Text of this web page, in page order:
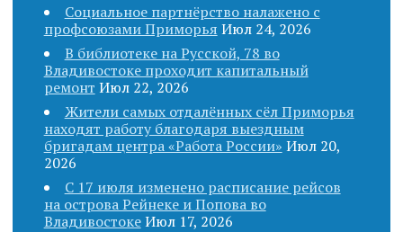
Социальное партнёрство налажено с
профсоюзами Приморья Июл 24, 2026
В библиотеке на Русской, 78 во
Владивостоке проходит капитальный
ремонт Июл 22, 2026
Жители самых отдалённых сёл Приморья
находят работу благодаря выездным
бригадам центра «Работа России» Июл 20,
2026
С 17 июля изменено расписание рейсов
на острова Рейнеке и Попова во
ВладивостокеИюл 17, 2026